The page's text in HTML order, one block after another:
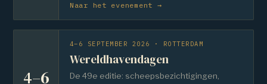
Naar het evenement →
4–6
4–6 SEPTEMBER 2026 · ROTTERDAM
Wereldhavendagen
De 49e editie: scheepsbezichtigingen,